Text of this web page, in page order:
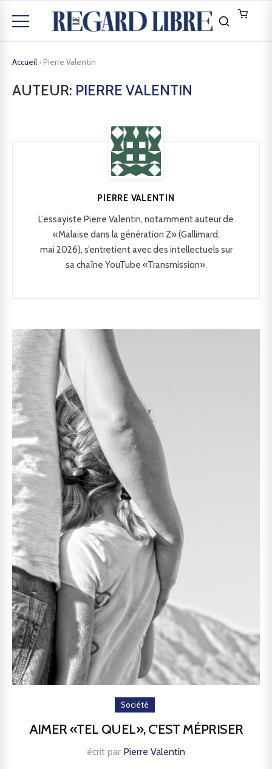
Accueil › Pierre Valentin
AUTEUR: PIERRE VALENTIN
PIERRE VALENTIN
L’essayiste Pierre Valentin, notamment auteur de
«Malaise dans la génération Z» (Gallimard,
mai 2026), s’entretient avec des intellectuels sur
sa chaîne YouTube «Transmission».
Société
AIMER «TEL QUEL», C’EST MÉPRISER
écrit par Pierre Valentin